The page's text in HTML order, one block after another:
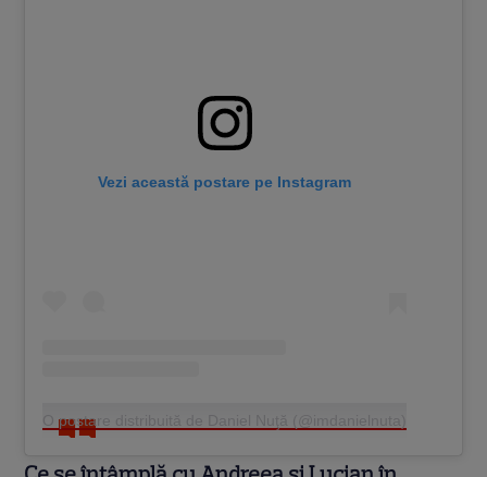
Vezi această postare pe Instagram
O postare distribuită de Daniel Nuţă (@imdanielnuta)